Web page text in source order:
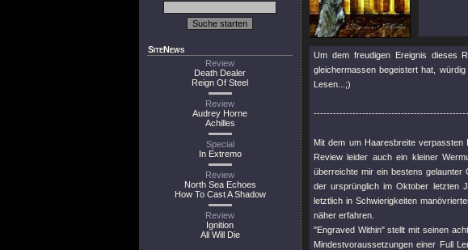
SiteNews
Review
Death Dealer
Reign Of Steel
Review
Audrey Horne
Achilles
Special
In Extremo
Review
North Sea Echoes
How To Cast A Shadow
Review
Ignition
All Will Die
Um dem freudigen Ereignis dieses
gleichermassen begeistert hat,
Lesen...;)
Mit dem um Haaresbreite verpassten
Review leider auch ein kleiner
überreichte mir ein bestens gelaunter
der ursprünglich im Oktober letzten
letztlich in Schwierigkeiten
näher erfahren.
"Engraved Within" stellt mit seinen
Mindestvoraussetzungen einer Full